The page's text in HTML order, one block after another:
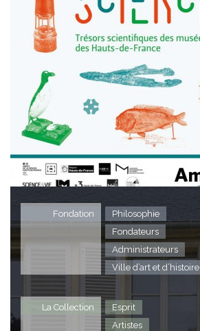
Fondation
Philosophie
Fondateurs
Administrateurs
Ville d’art et d’histoire
La Collection
Esprit
Artistes